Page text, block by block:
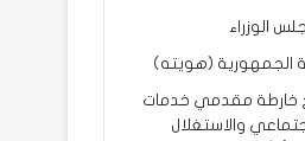
الوزراء
الجمهورية (هويته)
نتائح خارطة مقدمي خدمات
والاستغلال